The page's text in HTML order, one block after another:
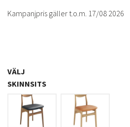
Kampanjpris gäller t.o.m. 17/08 2026
VÄLJ
SKINNSITS